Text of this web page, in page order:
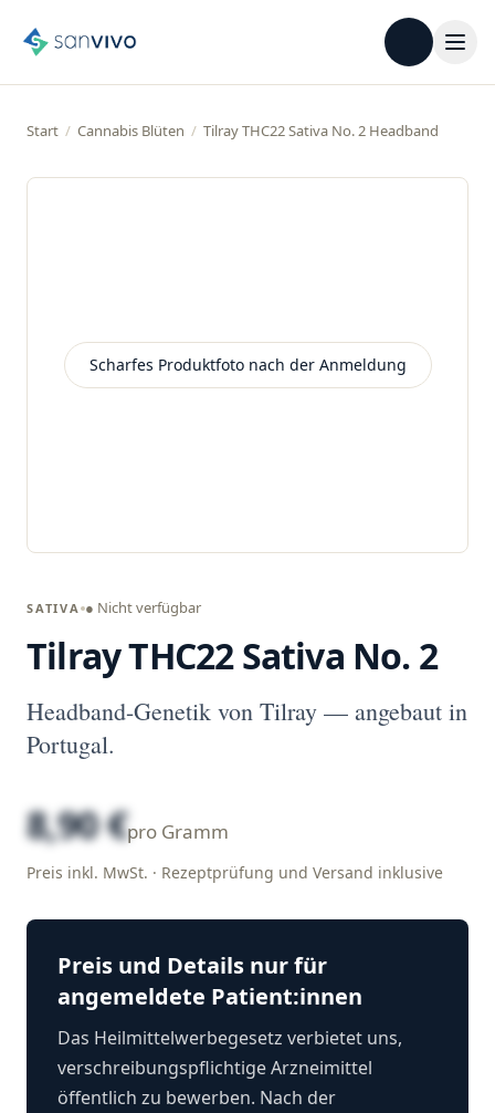
Start / Cannabis Blüten / Tilray THC22 Sativa No. 2 Headband
Scharfes Produktfoto nach der Anmeldung
SATIVA ● Nicht verfügbar
Tilray THC22 Sativa No. 2
Headband-Genetik von Tilray — angebaut in
Portugal.
8,90 €pro Gramm
Preis inkl. MwSt. · Rezeptprüfung und Versand inklusive
Preis und Details nur für
angemeldete Patient:innen
Das Heilmittelwerbegesetz verbietet uns,
verschreibungspflichtige Arzneimittel
öffentlich zu bewerben. Nach der